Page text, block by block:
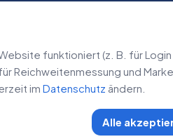
AGB
funktioniert (z. B. für Login
Reichweiten­messung und
im Datenschutz ändern.
Alle